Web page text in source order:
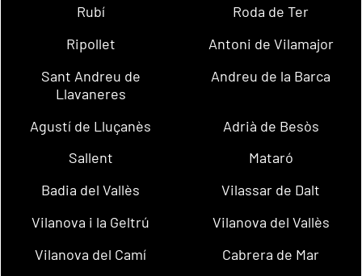
Rubí
Roda de Ter
Ripollet
Antoni de Vilamajor
Sant Andreu de
Llavaneres
Andreu de la Barca
Agustí de Lluçanès
Adrià de Besòs
Sallent
Mataró
Badia del Vallès
Vilassar de Dalt
Vilanova i la Geltrú
Vilanova del Vallès
Vilanova del Camí
Cabrera de Mar